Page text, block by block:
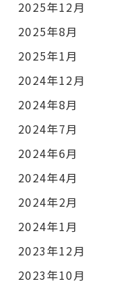
2025年12月
2025年8月
2025年1月
2024年12月
2024年8月
2024年7月
2024年6月
2024年4月
2024年2月
2024年1月
2023年12月
2023年10月